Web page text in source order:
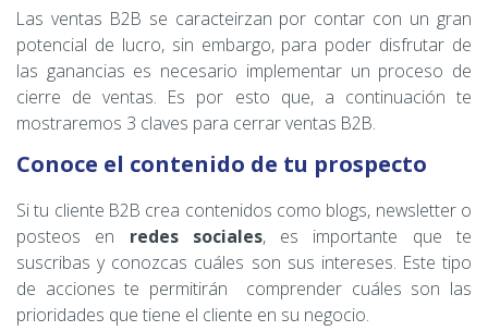
Las ventas B2B se caracteirzan por contar con un gran
potencial de lucro, sin embargo, para poder disfrutar de
las ganancias es necesario implementar un proceso de
cierre de ventas. Es por esto que, a continuación te
mostraremos 3 claves para cerrar ventas B2B.
Conoce el contenido de tu prospecto
Si tu cliente B2B crea contenidos como blogs, newsletter o
posteos en redes sociales, es importante que te
suscribas y conozcas cuáles son sus intereses. Este tipo
de acciones te permitirán comprender cuáles son las
prioridades que tiene el cliente en su negocio.